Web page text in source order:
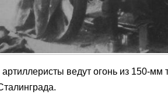
ведут огонь из 150-мм